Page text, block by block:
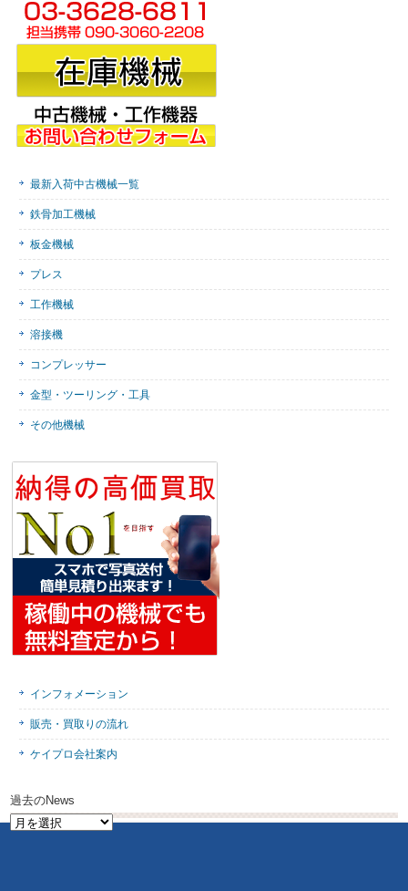
最新入荷中古機械一覧
鉄骨加工機械
板金機械
プレス
工作機械
溶接機
コンプレッサー
金型・ツーリング・工具
その他機械
インフォメーション
販売・買取りの流れ
ケイプロ会社案内
過去のNews
過